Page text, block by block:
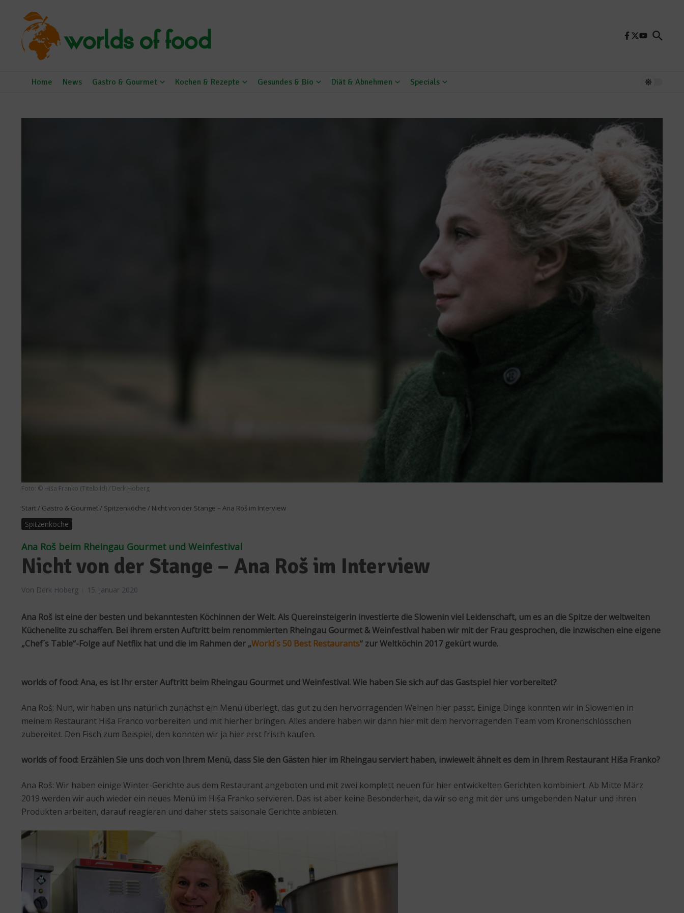
Home News Gastro & Gourmet Kochen & Rezepte Gesundes & Bio Diät & Abnehmen Specials
Foto: © Hiša Franko (Titelbild) / Derk Hoberg
Start/ Gastro & Gourmet/ Spitzenköche / Nicht von der Stange – Ana Roš im Interview
Spitzenköche
Ana Roš beim Rheingau Gourmet und Weinfestival
Nicht von der Stange – Ana Roš im Interview
Von Derk Hoberg 15. Januar 2020
Ana Roš ist eine der besten und bekanntesten Köchinnen der Welt. Als Quereinsteigerin investierte die Slowenin viel Leidenschaft, um es an die Spitze der weltweiten
Küchenelite zu schaffen. Bei ihrem ersten Auftritt beim renommierten Rheingau Gourmet & Weinfestival haben wir mit der Frau gesprochen, die inzwischen eine eigene
„Chef´s Table“-Folge auf Netflix hat und die im Rahmen der „World´s 50 Best Restaurants“ zur Weltköchin 2017 gekürt wurde.
worlds of food: Ana, es ist Ihr erster Auftritt beim Rheingau Gourmet und Weinfestival. Wie haben Sie sich auf das Gastspiel hier vorbereitet?
Ana Roš: Nun, wir haben uns natürlich zunächst ein Menü überlegt, das gut zu den hervorragenden Weinen hier passt. Einige Dinge konnten wir in Slowenien in
meinem Restaurant Hiša Franco vorbereiten und mit hierher bringen. Alles andere haben wir dann hier mit dem hervorragenden Team vom Kronenschlösschen
zubereitet. Den Fisch zum Beispiel, den konnten wir ja hier erst frisch kaufen.
worlds of food: Erzählen Sie uns doch von Ihrem Menü, dass Sie den Gästen hier im Rheingau serviert haben, inwieweit ähnelt es dem in Ihrem Restaurant Hiša Franko?
Ana Roš: Wir haben einige Winter-Gerichte aus dem Restaurant angeboten und mit zwei komplett neuen für hier entwickelten Gerichten kombiniert. Ab Mitte März
2019 werden wir auch wieder ein neues Menü im Hiša Franko servieren. Das ist aber keine Besonderheit, da wir so eng mit der uns umgebenden Natur und ihren
Produkten arbeiten, darauf reagieren und daher stets saisonale Gerichte anbieten.